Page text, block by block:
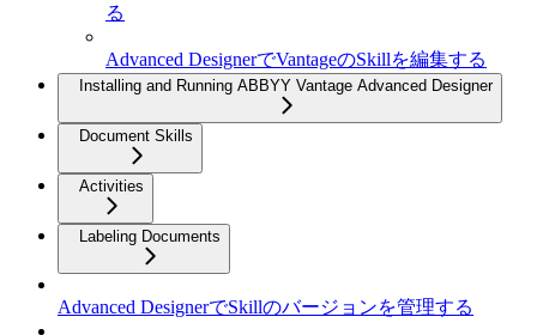
る
Advanced DesignerでVantageのSkillを編集する
Installing and Running ABBYY Vantage Advanced Designer
Document Skills
Activities
Labeling Documents
Advanced DesignerでSkillのバージョンを管理する